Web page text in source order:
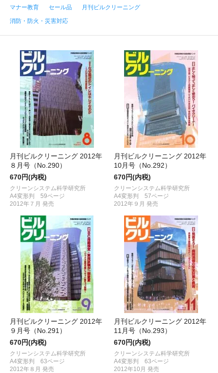
マナー教育
セール品
月刊ビルクリーニング
消防・防火・災害対応
月刊ビルクリーニング 2012年
８月号（No.290）
670円(内税)
クリーンシステム科学研究所
A4変形判 59ページ
2012年７月 発売
月刊ビルクリーニング 2012年
10月号（No.292）
670円(内税)
クリーンシステム科学研究所
A4変形判 57ページ
2012年９月 発売
月刊ビルクリーニング 2012年
９月号（No.291）
670円(内税)
クリーンシステム科学研究所
A4変形判 63ページ
2012年８月 発売
月刊ビルクリーニング 2012年
11月号（No.293）
670円(内税)
クリーンシステム科学研究所
A4変形判 63ページ
2012年10月 発売